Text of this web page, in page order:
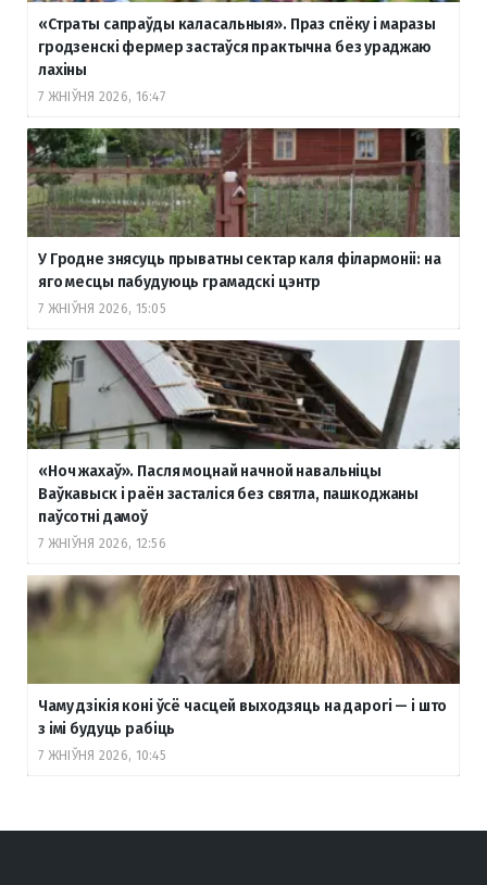
«Страты сапраўды каласальныя». Праз спёку і маразы
гродзенскі фермер застаўся практычна без ураджаю
лахіны
7 ЖНІЎНЯ 2026, 16:47
У Гродне знясуць прыватны сектар каля філармоніі: на
яго месцы пабудуюць грамадскі цэнтр
7 ЖНІЎНЯ 2026, 15:05
«Ноч жахаў». Пасля моцнай начной навальніцы
Ваўкавыск і раён засталіся без святла, пашкоджаны
паўсотні дамоў
7 ЖНІЎНЯ 2026, 12:56
Чаму дзікія коні ўсё часцей выходзяць на дарогі — і што
з імі будуць рабіць
7 ЖНІЎНЯ 2026, 10:45